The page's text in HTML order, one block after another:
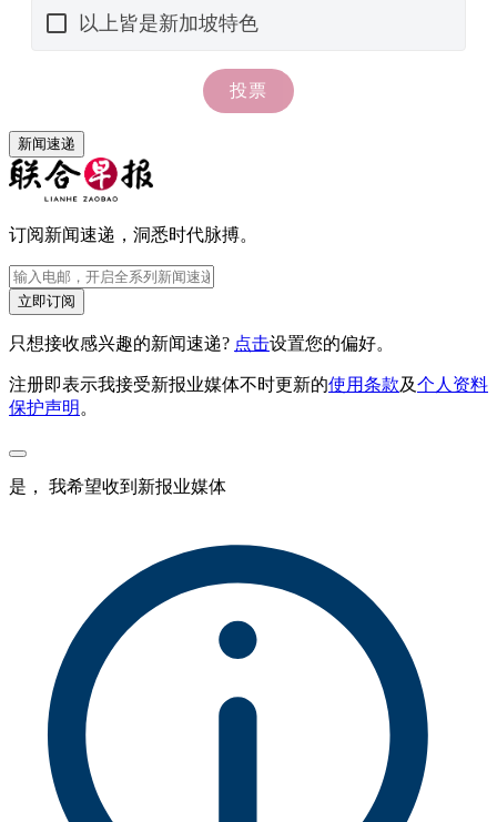
新闻速递
订阅新闻速递，洞悉时代脉搏。
立即订阅
只想接收感兴趣的新闻速递? 点击设置您的偏好。
注册即表示我接受新报业媒体不时更新的使用条款及个人资料
保护声明 。
是， 我希望收到新报业媒体